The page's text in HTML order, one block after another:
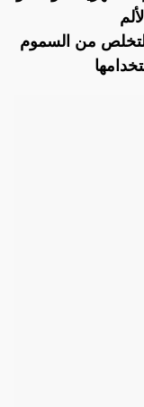
للتخلص من السموم